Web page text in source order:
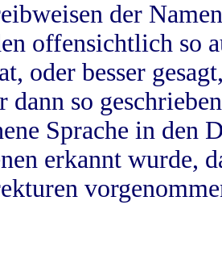
der
offensichtlich so
oder besser
dann so
Sprache in
erkannt wurde,